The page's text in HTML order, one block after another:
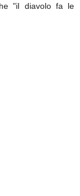
"il diavolo fa le